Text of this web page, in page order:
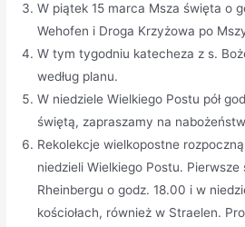
W piątek 15 marca Msza święta o
Wehofen i Droga Krzyżowa po
W tym tygodniu katecheza z s.
według planu.
W niedziele Wielkiego Postu pół
świętą, zapraszamy na
Rekolekcje wielkopostne
niedzieli Wielkiego Postu.
Rheinbergu o godz. 18.00 i w
kościołach, również w Straelen.